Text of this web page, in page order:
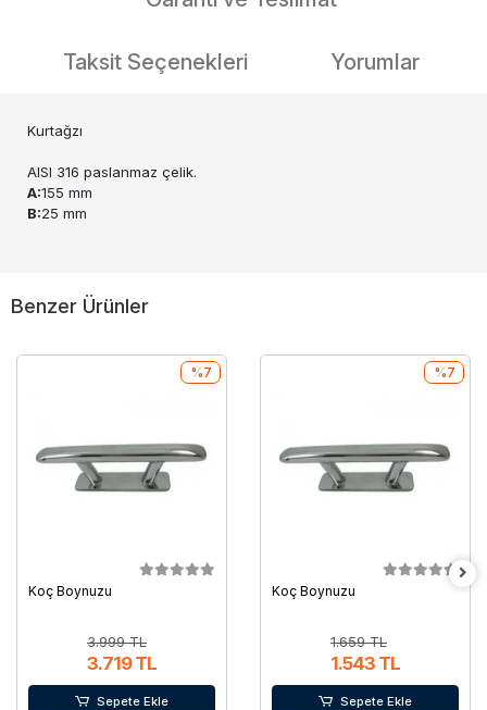
Taksit Seçenekleri Yorumlar
Kurtağzı
AISI 316 paslanmaz çelik.
A:155 mm
B:25 mm
Benzer Ürünler
Koç Boynuzu
3.999 TL
3.719 TL
%7
Sepete Ekle
Koç Boynuzu
1.659 TL
1.543 TL
%7
Sepete Ekle